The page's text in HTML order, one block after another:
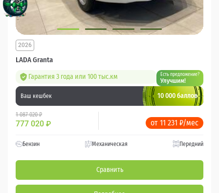
LADA Granta
2026
Гарантия 3 года или 100 тыс.км Есть предложение?
Улучшим!
Ваш кешбек 10 000 баллов
1 087 020 ₽
777 020 ₽ от 11 231 ₽/мес
Бензин Механическая Передний
Сравнить